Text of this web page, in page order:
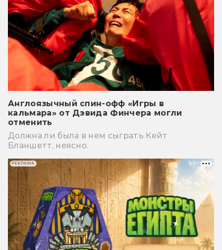
Англоязычный спин-офф «Игры в
кальмара» от Дэвида Финчера могли
отменить
Должна ли была в нем сыграть Кейт
Бланшетт, неясно.
РЕКЛАМА